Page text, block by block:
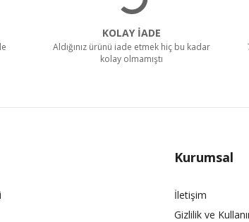
KOLAY İADE
Aldığınız ürünü iade etmek hiç bu kadar
kolay olmamıştı
Kurumsal
İletişim
Gizlilik ve